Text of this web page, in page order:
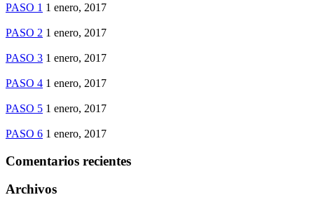
PASO 1 1 enero, 2017
PASO 2 1 enero, 2017
PASO 3 1 enero, 2017
PASO 4 1 enero, 2017
PASO 5 1 enero, 2017
PASO 6 1 enero, 2017
Comentarios recientes
Archivos